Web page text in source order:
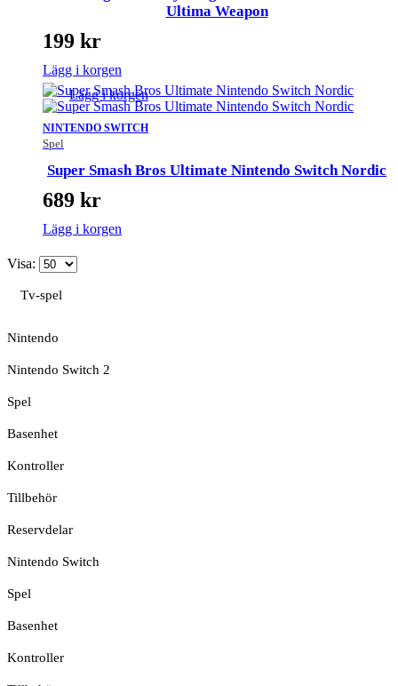
Ultima Weapon
199 kr
Lägg i korgen
NINTENDO SWITCH
Spel
Lägg i korgen
Super Smash Bros Ultimate Nintendo Switch Nordic
689 kr
Lägg i korgen
Visa:
Tv-spel
Nintendo
Nintendo Switch 2
Spel
Basenhet
Kontroller
Tillbehör
Reservdelar
Nintendo Switch
Spel
Basenhet
Kontroller